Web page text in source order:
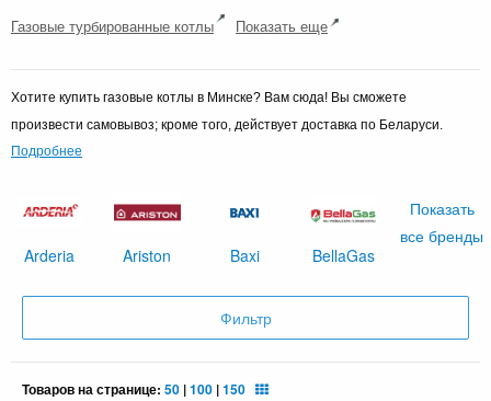
Газовые турбированные котлы Показать еще
Хотите купить газовые котлы в Минске? Вам сюда! Вы сможете
произвести самовывоз; кроме того, действует доставка по Беларуси.
Подробнее
Arderia Ariston Baxi BellaGas
Показать
все бренды
Фильтр
Товаров на странице: 50 |100 |150